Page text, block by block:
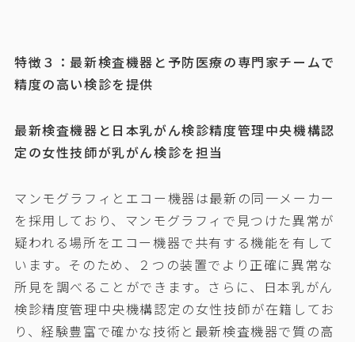
特徴３：最新検査機器と予防医療の専門家チームで
精度の高い検診を提供
最新検査機器と日本乳がん検診精度管理中央機構認
定の女性技師が乳がん検診を担当
マンモグラフィとエコー機器は最新の同一メーカー
を採用しており、マンモグラフィで見つけた異常が
疑われる場所をエコー機器で共有する機能を有して
います。そのため、２つの装置でより正確に異常な
所見を調べることができます。さらに、日本乳がん
検診精度管理中央機構認定の女性技師が在籍してお
り、経験豊富で確かな技術と最新検査機器で質の高